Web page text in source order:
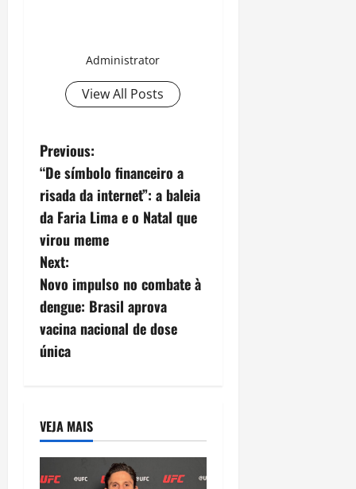
Administrator
View All Posts
P
o
s
t
n
a
v
g
a
Previous:
“De símbolo financeiro a
risada da internet”: a baleia
da Faria Lima e o Natal que
virou meme
Next:
Novo impulso no combate à
dengue: Brasil aprova
vacina nacional de dose
única
VEJA MAIS